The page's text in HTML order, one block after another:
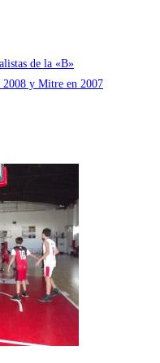
de la «B»
y Mitre en 2007